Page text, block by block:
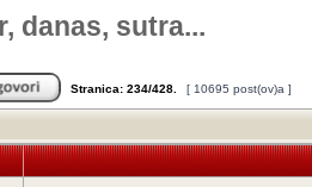
danas, sutra...
Stranica: 234/428 [ 10695 post(ov)a ]